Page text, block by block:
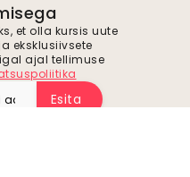
et olla kursis uute
eksklusiivsete
ajal tellimuse
Esita